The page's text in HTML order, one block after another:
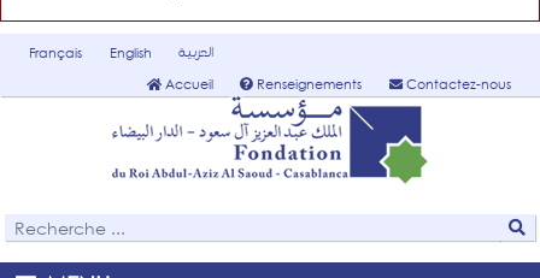
Français English
العربية
Accueil
Renseignements Contactez-nous